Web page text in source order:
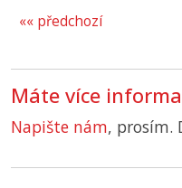
«« předchozí
Máte více
Napište nám, prosím.